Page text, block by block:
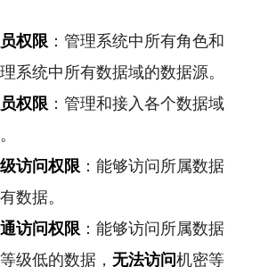
权限 ：管理系统中所有角色和
系统中所有数据域的数据源。
权限 ：管理和接入各个数据域
访问权限 ：能够访问所属数据
数据。
访问权限 ：能够访问所属数据
级低的数据， 无法访问机密等